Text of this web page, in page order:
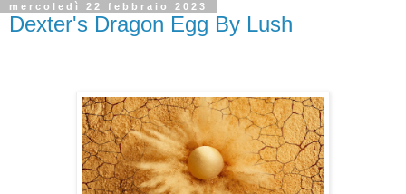
mercoledì 22 febbraio 2023
Dexter's Dragon Egg By Lush